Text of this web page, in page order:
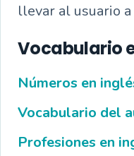
llevar al usuario
Vocabulario
Números en
Vocabulario del
Profesiones en